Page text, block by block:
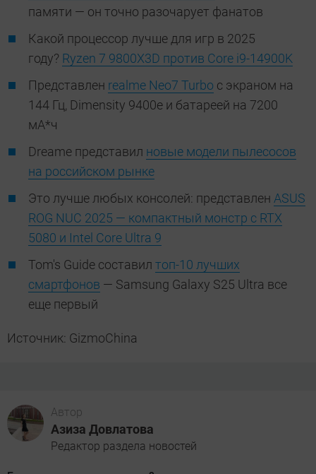
памяти — он точно разочарует фанатов
Какой процессор лучше для игр в 2025
году? Ryzen 7 9800X3D против Core i9-14900K
Представлен realme Neo7 Turbo с экраном на
144 Гц, Dimensity 9400e и батареей на 7200
мА*ч
Dreame представил новые модели пылесосов
на российском рынке
Это лучше любых консолей: представлен ASUS
ROG NUC 2025 — компактный монстр с RTX
5080 и Intel Core Ultra 9
Tom's Guide составил топ-10 лучших
смартфонов — Samsung Galaxy S25 Ultra все
еще первый
Источник: GizmoChina
Автор
Азиза Довлатова
Редактор раздела новостей